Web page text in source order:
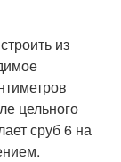
из
цельного
сруб 6 на